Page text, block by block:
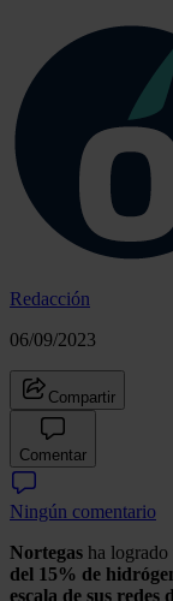
Redacción
06/09/2023
Compartir
Comentar
Ningún comentario
Nortegas ha
del 15% de
escala de sus redes